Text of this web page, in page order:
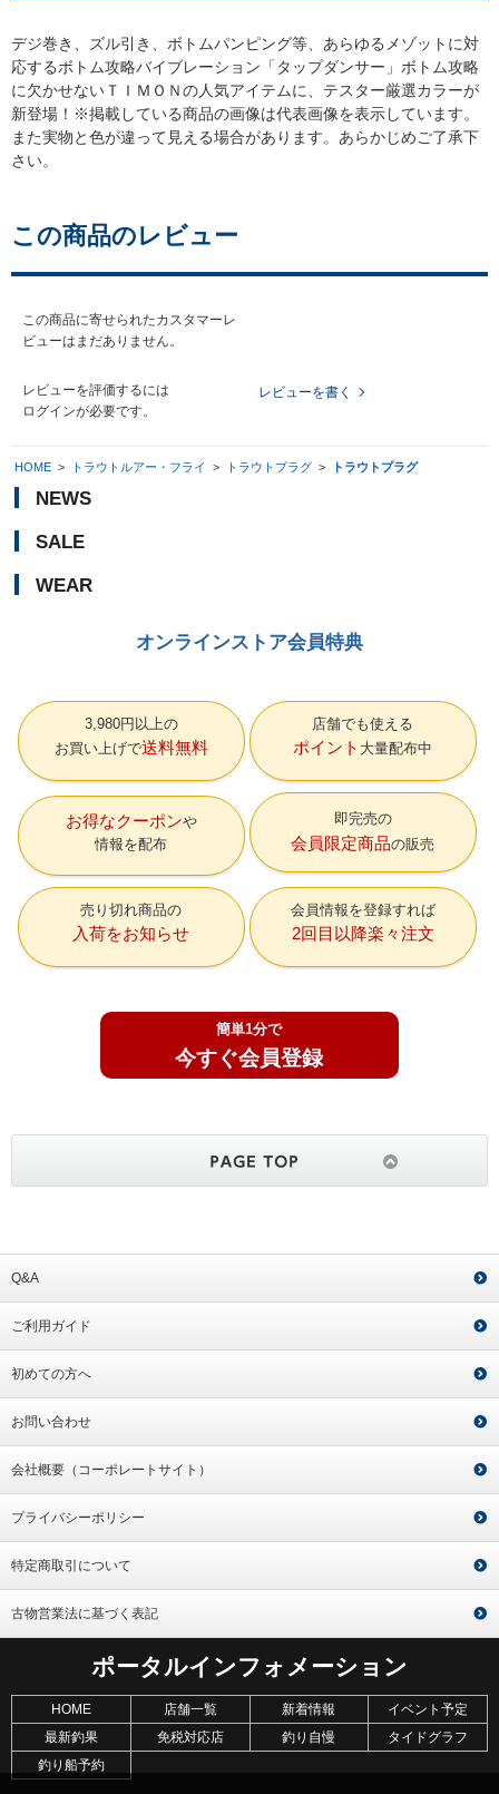
デジ巻き、ズル引き、ボトムパンピング等、あらゆるメゾットに対
応するボトム攻略バイブレーション「タップダンサー」ボトム攻略
に欠かせないＴＩＭＯＮの人気アイテムに、テスター厳選カラーが
新登場！※掲載している商品の画像は代表画像を表示しています。
また実物と色が違って見える場合があります。あらかじめご了承下
さい。
この商品のレビュー
この商品に寄せられたカスタマーレ
ビューはまだありません。
レビューを評価するには
ログインが必要です。
レビューを書く
HOME > トラウトルアー・フライ > トラウトプラグ > トラウトプラグ
NEWS
SALE
WEAR
オンラインストア会員特典
3,980円以上の
お買い上げで送料無料
店舗でも使える
ポイント 大量配布中
お得なクーポン
情報を配布
即完売の
会員限定商品の販売
売り切れ商品の
入荷をお知らせ
会員情報を登録すれば
2回目以降楽々注文
簡単1分で
今すぐ会員登録
Q&A
ご利用ガイド
初めての方へ
お問い合わせ
会社概要（コーポレートサイト）
プライバシーポリシー
特定商取引について
古物営業法に基づく表記
ポータルインフォメーション
HOME 店舗一覧 新着情報
イベント予定
最新釣果
免税対応店 釣り自慢
タイドグラフ
釣り船予約